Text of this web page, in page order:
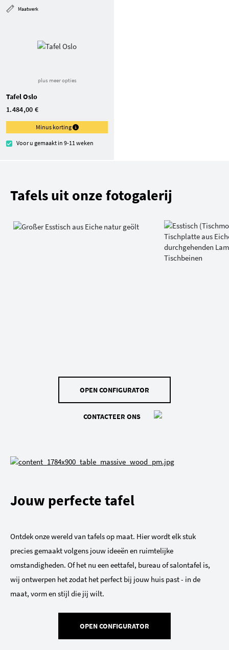
Maatwerk
plus meer opties
Tafel Oslo
1.484,00 €
Minus korting
Voor u gemaakt in 9-11 weken
Tafels uit onze fotogalerij
OPEN CONFIGURATOR
CONTACTEER ONS
Jouw perfecte tafel
Ontdek onze wereld van tafels op maat. Hier wordt elk stuk
precies gemaakt volgens jouw ideeën en ruimtelijke
omstandigheden. Of het nu een eettafel, bureau of salontafel is,
wij ontwerpen het zodat het perfect bij jouw huis past - in de
maat, vorm en stijl die jij wilt.
OPEN CONFIGURATOR